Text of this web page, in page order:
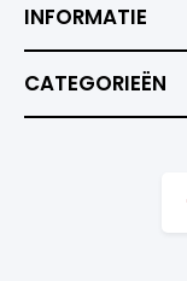
INFORMATIE
CATEGORIEËN